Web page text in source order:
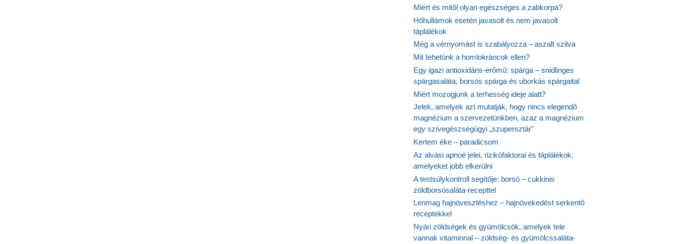
Miért és mitől olyan egészséges a zabkorpa?
Hőhullámok esetén javasolt és nem javasolt
táplálékok
Még a vérnyomást is szabályozza – aszalt szilva
Mit tehetünk a homlokráncok ellen?
Egy igazi antioxidáns-erőmű: spárga – snidlinges
spárgasaláta, borsós spárga és uborkás spárgaital
Miért mozogjunk a terhesség ideje alatt?
Jelek, amelyek azt mutatják, hogy nincs elegendő
magnézium a szervezetünkben, azaz a magnézium
egy szívegészségügyi „szupersztár”
Kertem éke – paradicsom
Az alvási apnoé jelei, rizikófaktorai és táplálékok,
amelyeket jobb elkerülni
A testsúlykontroll segítője: borsó – cukkinis
zöldborsósaláta-recepttel
Lenmag hajnövesztéshez – hajnövekedést serkentő
receptekkel
Nyári zöldségek és gyümölcsök, amelyek tele
vannak vitaminnal – zöldség- és gyümölcssaláta-